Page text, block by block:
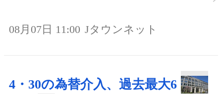
08月07日 11:00 Jタウンネット
4・30の為替介入、過去最大6